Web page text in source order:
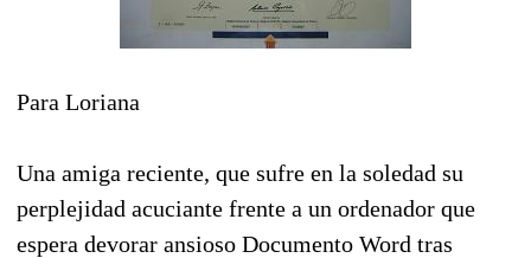
Para Loriana
Una amiga reciente, que sufre en la soledad su
perplejidad acuciante frente a un ordenador que
espera devorar ansioso Documento Word tras